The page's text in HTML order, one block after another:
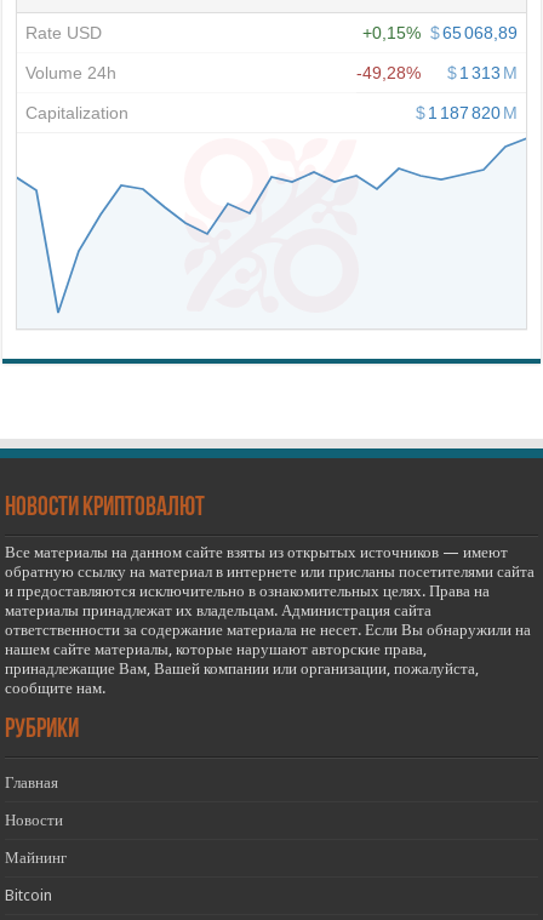
новости криптовалют
Все материалы на данном сайте взяты из открытых источников — имеют
обратную ссылку на материал в интернете или присланы посетителями сайта
и предоставляются исключительно в ознакомительных целях. Права на
материалы принадлежат их владельцам. Администрация сайта
ответственности за содержание материала не несет. Если Вы обнаружили на
нашем сайте материалы, которые нарушают авторские права,
принадлежащие Вам, Вашей компании или организации, пожалуйста,
сообщите нам.
РУБРИКИ
Главная
Новости
Майнинг
Bitcoin